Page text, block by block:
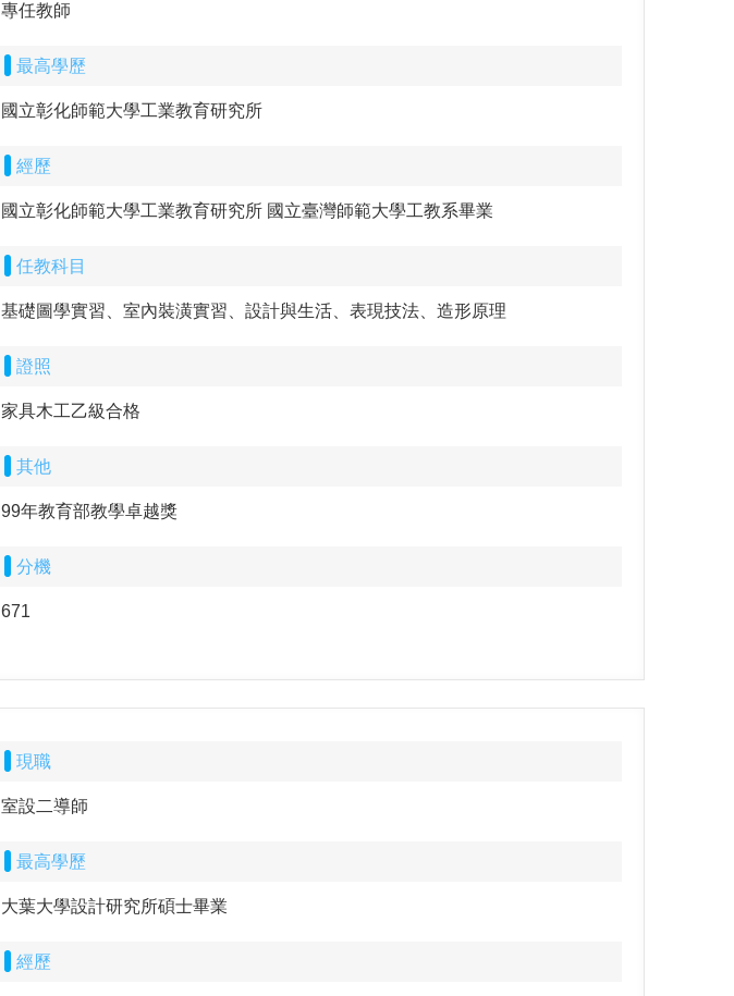
專任教師
最高學歷
國立彰化師範大學工業教育研究所
經歷
國立彰化師範大學工業教育研究所 國立臺灣師範大學工教系畢業
任教科目
基礎圖學實習、室內裝潢實習、設計與生活、表現技法、造形原理
證照
家具木工乙級合格
其他
99年教育部教學卓越獎
分機
671
現職
室設二導師
最高學歷
大葉大學設計研究所碩士畢業
經歷